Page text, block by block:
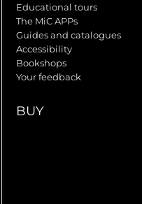
Educational tours
The MiC APPs
Guides and catalogues
Accessibility
Bookshops
Your feedback
BUY